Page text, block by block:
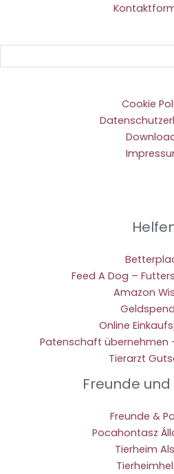
Cookie
Feed A Dog –
Amazon
Online
Patenschaft übernehmen
Tierarzt
Freunde
Freunde &
Pocahontasz
Tierheim